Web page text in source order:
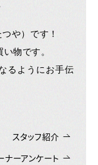
や）です！
物です。
るようにお手伝
スタッフ紹介
ナーアンケート